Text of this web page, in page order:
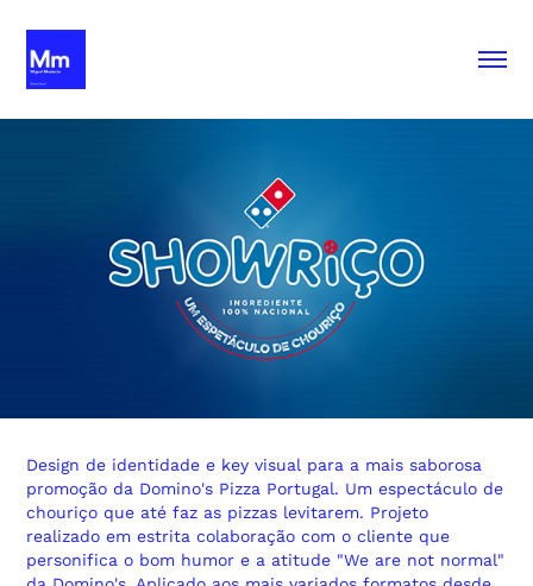
Design de identidade e key visual para a mais saborosa
promoção da Domino's Pizza Portugal. Um espectáculo de
chouriço que até faz as pizzas levitarem. Projeto
realizado em estrita colaboração com o cliente que
personifica o bom humor e a atitude "We are not normal"